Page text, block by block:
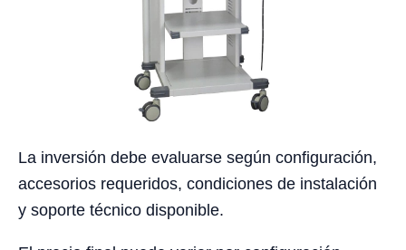
La inversión debe evaluarse según configuración,
accesorios requeridos, condiciones de instalación
y soporte técnico disponible.